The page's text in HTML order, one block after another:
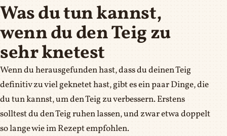
Was du tun kannst,
wenn du den Teig zu
sehr knetest
Wenn du herausgefunden hast, dass du deinen Teig
definitiv zu viel geknetet hast, gibt es ein paar Dinge, die
du tun kannst, um den Teig zu verbessern. Erstens
solltest du den Teig ruhen lassen, und zwar etwa doppelt
so lange wie im Rezept empfohlen.